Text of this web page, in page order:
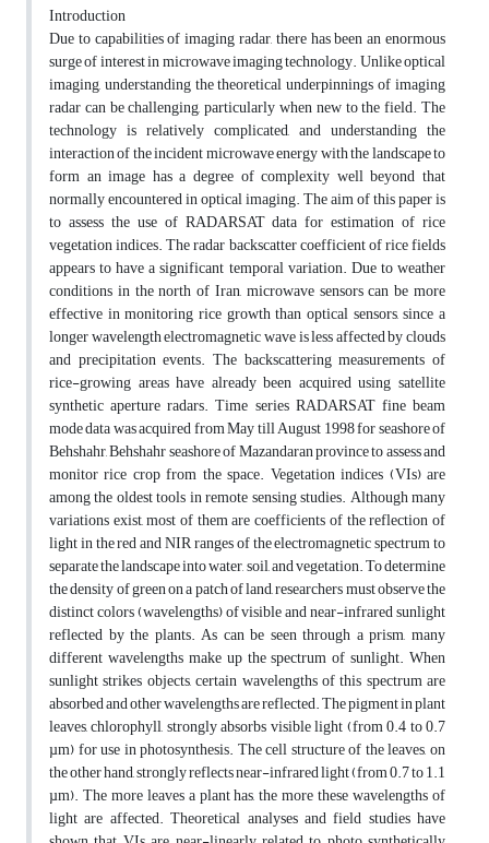
Introduction
Due to capabilities of imaging radar, there has been an enormous
surge of interest in microwave imaging technology. Unlike optical
imaging, understanding the theoretical underpinnings of imaging
radar can be challenging, particularly when new to the field. The
technology is relatively complicated, and understanding the
interaction of the incident microwave energy with the landscape to
form an image has a degree of complexity well beyond that
normally encountered in optical imaging. The aim of this paper is
to assess the use of RADARSAT data for estimation of rice
vegetation indices. The radar backscatter coefficient of rice fields
appears to have a significant temporal variation. Due to weather
conditions in the north of Iran, microwave sensors can be more
effective in monitoring rice growth than optical sensors, since a
longer wavelength electromagnetic wave is less affected by clouds
and precipitation events. The backscattering measurements of
rice-growing areas have already been acquired using satellite
synthetic aperture radars. Time series RADARSAT fine beam
mode data was acquired from May till August 1998 for seashore of
Behshahr, Behshahr seashore of Mazandaran province to assess and
monitor rice crop from the space. Vegetation indices (VIs) are
among the oldest tools in remote sensing studies. Although many
variations exist, most of them are coefficients of the reflection of
light in the red and NIR ranges of the electromagnetic spectrum to
separate the landscape into water, soil, and vegetation. To determine
the density of green on a patch of land, researchers must observe the
distinct colors (wavelengths) of visible and near-infrared sunlight
reflected by the plants. As can be seen through a prism, many
different wavelengths make up the spectrum of sunlight. When
sunlight strikes objects, certain wavelengths of this spectrum are
absorbed and other wavelengths are reflected. The pigment in plant
leaves, chlorophyll, strongly absorbs visible light (from 0.4 to 0.7
µm) for use in photosynthesis. The cell structure of the leaves, on
the other hand, strongly reflects near-infrared light (from 0.7 to 1.1
µm). The more leaves a plant has, the more these wavelengths of
light are affected. Theoretical analyses and field studies have